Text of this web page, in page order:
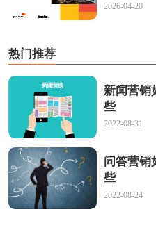
2026-04-20
热门推荐
新闻营销
些
2022-08-31
问答营销
些
2022-08-24